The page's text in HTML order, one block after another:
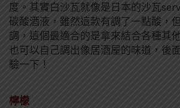
度。其實白沙瓦就像是日本的沙瓦
碳酸酒液，雖然這款有調了一點酸，
調，這個最適合的是拿來結合各種其
也可以自己調出像居酒屋的味道，後
驗一下！
檸檬